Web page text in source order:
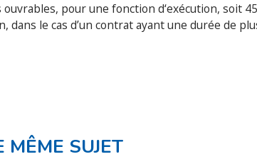
ouvrables, pour une fonction d‘exécution, soit
dans le cas d’un contrat ayant une durée de
MÊME SUJET